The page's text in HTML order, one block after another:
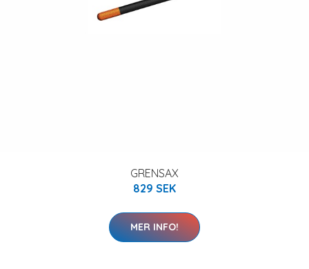
GRENSAX
829 SEK
MER INFO!